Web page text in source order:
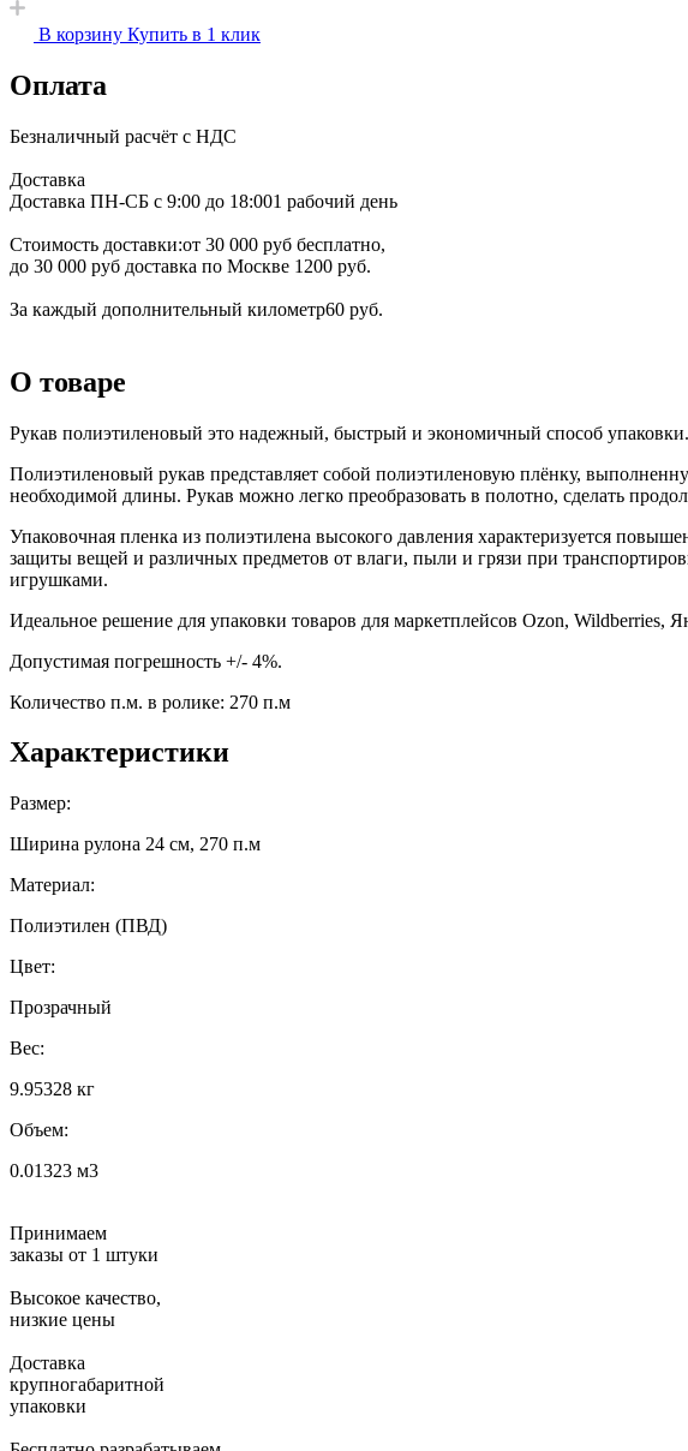
В корзину Купить в 1 клик
Оплата
Безналичный расчёт с НДС
Доставка
Доставка ПН-СБ с 9:00 до 18:001 рабочий день
Стоимость доставки:от 30 000 руб бесплатно,
до 30 000 руб доставка по Москве 1200 руб.
За каждый дополнительный километр60 руб.
О товаре
Рукав полиэтиленовый это надежный, быстрый и экономичный способ упаковки.
Полиэтиленовый рукав представляет собой полиэтиленовую плёнку,
необходимой длины. Рукав можно легко преобразовать в полотно, сделать
Упаковочная пленка из полиэтилена высокого давления характеризуется
защиты вещей и различных предметов от влаги, пыли и грязи при
игрушками.
Идеальное решение для упаковки товаров для маркетплейсов Ozon, Wildberries,
Допустимая погрешность +/- 4%.
Количество п.м. в ролике: 270 п.м
Характеристики
Размер:
Ширина рулона 24 см, 270 п.м
Материал:
Полиэтилен (ПВД)
Цвет:
Прозрачный
Вес:
9.95328 кг
Объем:
0.01323 м3
Принимаем
заказы от 1 штуки
Высокое качество,
низкие цены
Доставка
крупногабаритной
упаковки